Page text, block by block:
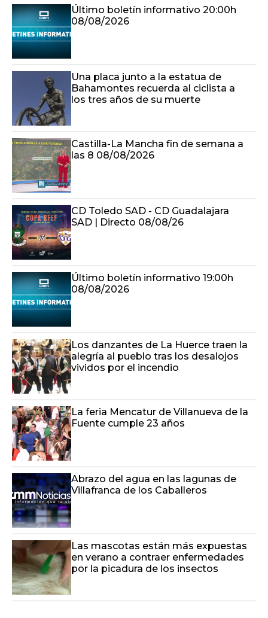
Último boletín informativo 20:00h
08/08/2026
Una placa junto a la estatua de
Bahamontes recuerda al ciclista a
los tres años de su muerte
Castilla-La Mancha fin de semana a
las 8 08/08/2026
CD Toledo SAD - CD Guadalajara
SAD | Directo 08/08/26
Último boletín informativo 19:00h
08/08/2026
Los danzantes de La Huerce traen la
alegría al pueblo tras los desalojos
vividos por el incendio
La feria Mencatur de Villanueva de la
Fuente cumple 23 años
Abrazo del agua en las lagunas de
Villafranca de los Caballeros
Las mascotas están más expuestas
en verano a contraer enfermedades
por la picadura de los insectos